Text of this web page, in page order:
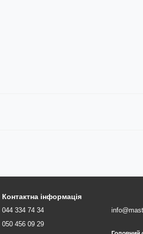
Контактна інформація
044 334 74 34
050 456 09 29